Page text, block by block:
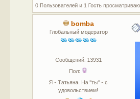
0 Пользователей и 1 Гость
bomba
Глобальный модератор
Сообщений: 13931
Пол:
Я - Татьяна. На "ты" - с
удовольствием!